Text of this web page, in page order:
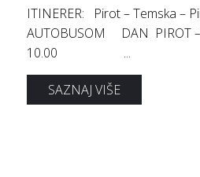
ITINERER: Pirot – Temska –
AUTOBUSOM DAN PIROT
10.00 ...
SAZNAJ VIŠE